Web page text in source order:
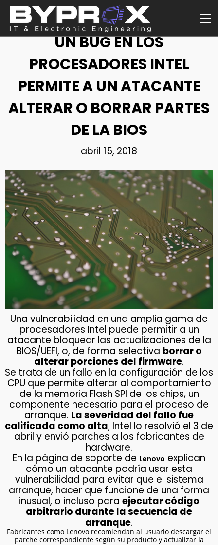
NOTICIA
UN BUG EN LOS
PROCESADORES INTEL
PERMITE A UN ATACANTE
ALTERAR O BORRAR PARTES
DE LA BIOS
abril 15, 2018
Una vulnerabilidad en una amplia gama de
procesadores Intel puede permitir a un
atacante bloquear las actualizaciones de la
BIOS/UEFI, o, de forma selectiva borrar o
alterar porciones del firmware.
Se trata de un fallo en la configuración de los
CPU que permite alterar al comportamiento
de la memoria Flash SPI de los chips, un
componente necesario para el proceso de
arranque. La severidad del fallo fue
calificada como alta, Intel lo resolvió el 3 de
abril y envió parches a los fabricantes de
hardware.
En la página de soporte de Lenovo explican
cómo un atacante podría usar esta
vulnerabilidad para evitar que el sistema
arranque, hacer que funcione de una forma
inusual, o incluso para ejecutar código
arbitrario durante la secuencia de
arranque.
Fabricantes como Lenovo recomiendan al usuario descargar el
parche correspondiente según su producto y actualizar la